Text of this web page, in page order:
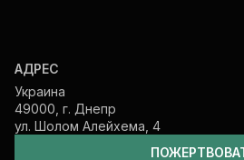
АДРЕС
Украина
49000, г. Днепр
ул. Шолом Алейхема, 4